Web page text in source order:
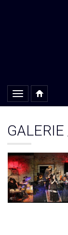
Alterar
navegação
GALERIE